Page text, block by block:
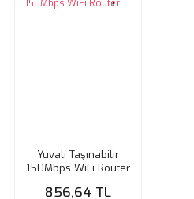
Yuvalı Taşınabilir
150Mbps WiFi Router
856,64 TL